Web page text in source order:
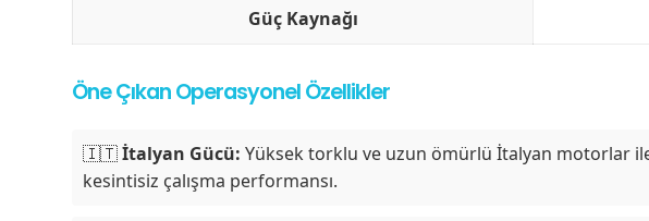
Güç Kaynağı
Öne Çıkan Operasyonel Özellikler
🇮🇹İtalyan Gücü: Yüksek torklu ve uzun ömürlü İtalyan motorlar
kesintisiz çalışma performansı.